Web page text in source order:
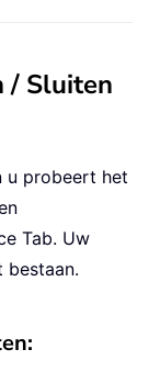
/ Sluiten
u probeert het
Tab. Uw
bestaan.